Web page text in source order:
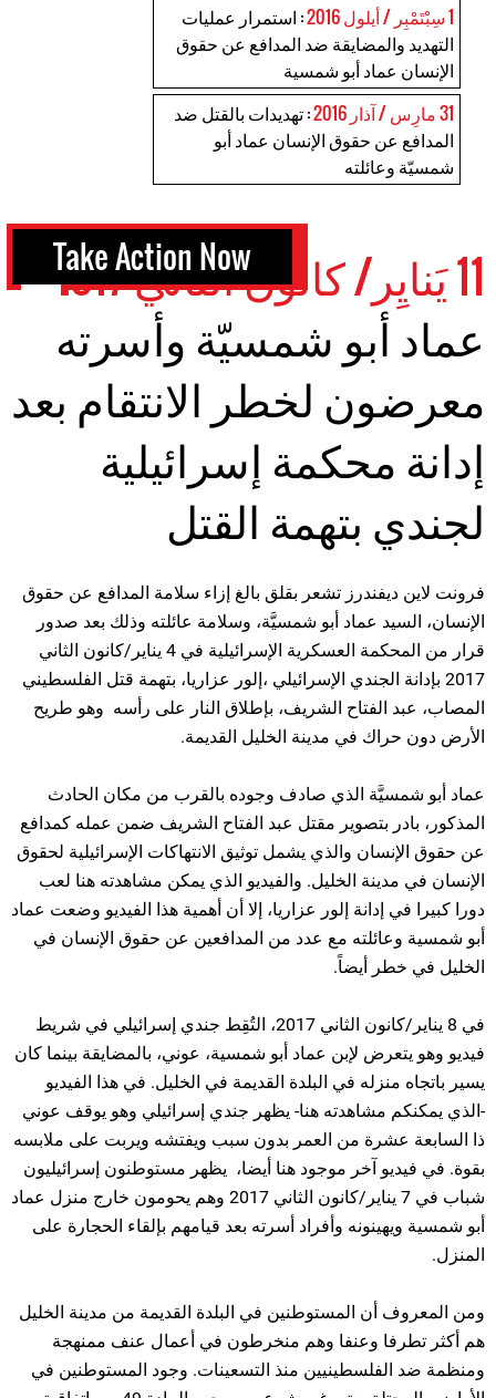
1 سِبْتَمْبِر / أيلول 2016
: استمرار عمليات
التهديد والمضايقة ضد المدافع عن حقوق
الإنسان عماد أبو شمسية
31 مارِس / آذار 2016
: تهديدات بالقتل ضد
المدافع عن حقوق الإنسان عماد أبو
شمسيّة وعائلته
Take Action Now
11 يَنايِر/ كانون الثاني 2017
عماد أبو شمسيّة وأسرته
معرضون لخطر الانتقام بعد
إدانة محكمة إسرائيلية
لجندي بتهمة القتل
فرونت لاين ديفندرز تشعر بقلق بالغ إزاء سلامة المدافع عن حقوق
الإنسان، السيد عماد أبو شمسيَّة، وسلامة عائلته وذلك بعد صدور
قرار من المحكمة العسكرية الإسرائيلية في 4 يناير/كانون الثاني
2017 بإدانة الجندي الإسرائيلي ،إلور عزاريا، بتهمة قتل الفلسطيني
المصاب، عبد الفتاح الشريف، بإطلاق النار على رأسه وهو طريح
الأرض دون حراك في مدينة الخليل القديمة.
عماد أبو شمسيَّة الذي صادف وجوده بالقرب من مكان الحادث
المذكور، بادر بتصوير مقتل عبد الفتاح الشريف ضمن عمله كمدافع
عن حقوق الإنسان والذي يشمل توثيق الانتهاكات الإسرائيلية لحقوق
الإنسان في مدينة الخليل. والفيديو الذي يمكن مشاهدته هنا لعب
دورا كبيرا في إدانة إلور عزاريا، إلا أن أهمية هذا الفيديو وضعت عماد
أبو شمسية وعائلته مع عدد من المدافعين عن حقوق الإنسان في
الخليل في خطر أيضاً.
في 8 يناير/كانون الثاني 2017، التُقِط جندي إسرائيلي في شريط
فيديو وهو يتعرض لإبن عماد أبو شمسية، عوني، بالمضايقة بينما كان
يسير باتجاه منزله في البلدة القديمة في الخليل. في هذا الفيديو
-الذي يمكنكم مشاهدته هنا- يظهر جندي إسرائيلي وهو يوقف عوني
ذا السابعة عشرة من العمر بدون سبب ويفتشه ويربت على ملابسه
بقوة. في فيديو آخر موجود هنا أيضا، يظهر مستوطنون إسرائيليون
شباب في 7 يناير/كانون الثاني 2017 وهم يحومون خارج منزل عماد
أبو شمسية ويهينونه وأفراد أسرته بعد قيامهم بإلقاء الحجارة على
المنزل.
ومن المعروف أن المستوطنين في البلدة القديمة من مدينة الخليل
هم أكثر تطرفا وعنفا وهم منخرطون في أعمال عنف ممنهجة
ومنظمة ضد الفلسطينيين منذ التسعينات. وجود المستوطنين في